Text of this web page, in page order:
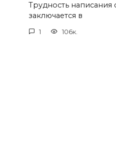
Трудность написания
заключается в
1 106к.